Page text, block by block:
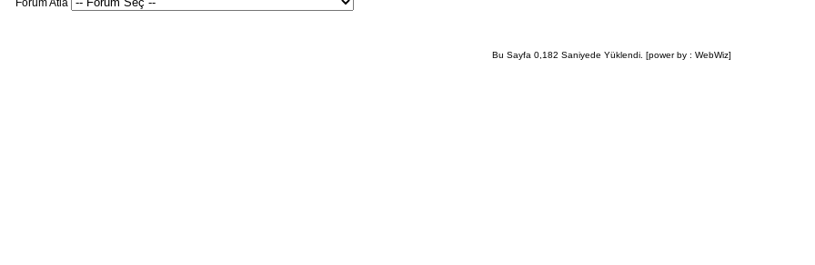
Forum Atla
Bu Sayfa 0,182 Saniyede Yüklendi. [power by : WebWiz]